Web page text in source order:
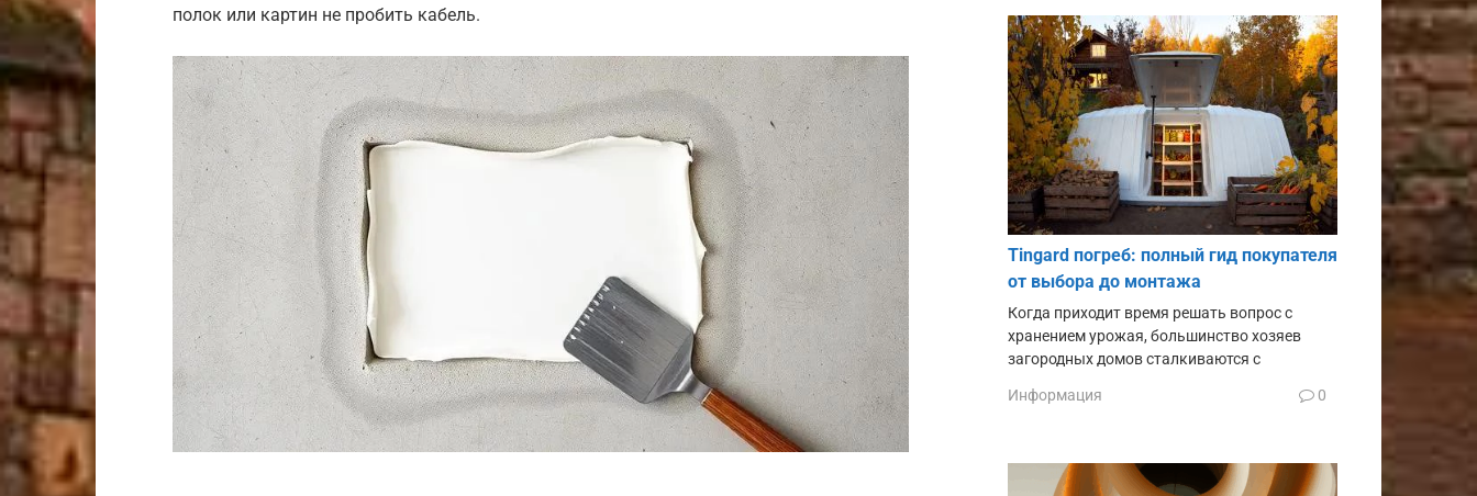
полок или картин не пробить кабель.
Tingard погреб: полный гид покупателя
от выбора до монтажа
Когда приходит время решать вопрос с
хранением урожая, большинство хозяев
загородных домов сталкиваются с
Информация 0